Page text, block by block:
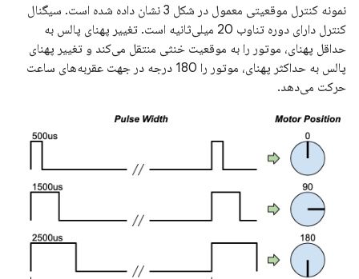
نمونه کنترل موقعیتی معمول در شکل 3 نشان داده شده است. سیگنال
کنترل دارای دوره تناوب 20 میلی‌ثانیه است. تغییر پهنای پالس به
حداقل پهنای، موتور را به موقعیت خنثی منتقل می‌کند و تغییر پهنای
پالس به حداکثر پهنای، موتور را 180 درجه در جهت عقربه‌های ساعت
حرکت می‌دهد.